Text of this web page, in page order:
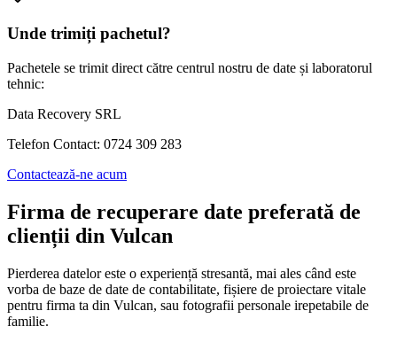
Unde trimiți pachetul?
Pachetele se trimit direct către centrul nostru de date și laboratorul
tehnic:
Data Recovery SRL
Telefon Contact: 0724 309 283
Contactează-ne acum
Firma de recuperare date preferată de
clienții din Vulcan
Pierderea datelor este o experiență stresantă, mai ales când este
vorba de baze de date de contabilitate, fișiere de proiectare vitale
pentru firma ta din Vulcan, sau fotografii personale irepetabile de
familie.